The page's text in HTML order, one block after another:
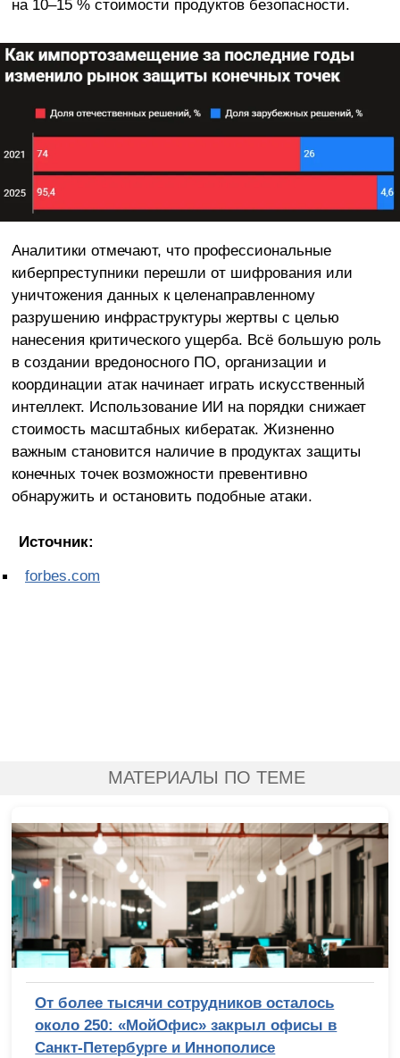
на 10–15 % стоимости продуктов безопасности.
Аналитики отмечают, что профессиональные
киберпреступники перешли от шифрования или
уничтожения данных к целенаправленному
разрушению инфраструктуры жертвы с целью
нанесения критического ущерба. Всё большую роль
в создании вредоносного ПО, организации и
координации атак начинает играть искусственный
интеллект. Использование ИИ на порядки снижает
стоимость масштабных кибератак. Жизненно
важным становится наличие в продуктах защиты
конечных точек возможности превентивно
обнаружить и остановить подобные атаки.
Источник:
forbes.com
МАТЕРИАЛЫ ПО ТЕМЕ
От более тысячи сотрудников осталось
около 250: «МойОфис» закрыл офисы в
Санкт-Петербурге и Иннополисе